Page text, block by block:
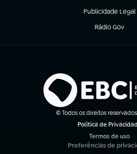
Publicidade Legal
(abre em nova aba)
Rádio Gov
(abre em nova
© Todos os direitos
Política de
Termos de uso
(abre em nova
Preferências de